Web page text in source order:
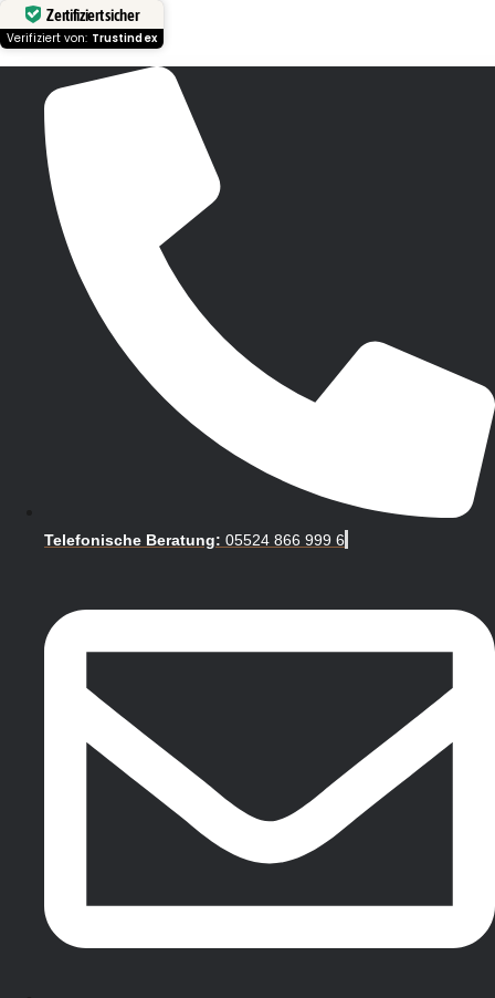
Zertifiziert sicher
Verifiziert von: Trustindex
Telefonische Beratung: 05524 866 999 6